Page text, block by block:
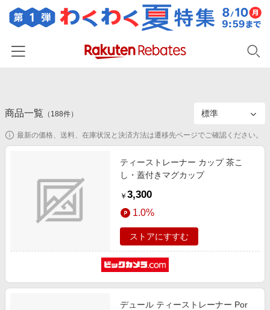
カテゴリー一覧
百貨店・総合ECモール
ファッション・インナー・小物
食品・スイーツ・お酒
日用品・キッチン用品
コスメ・健康・医薬品
家電・PC・スマホ・カメラ
イベント一覧
初回購入者限定特典
対象ストア新規限定特典
新着ストアのご紹介
楽天サービス特集
友達紹介
楽天IDでログイン/会員登録
商品一覧 （ 188件）
最新の価格、送料、在庫状況と決済方法は遷移先ページでご確認ください。
ティーストレーナー カップ 茶こ
し・蓋付きマグカップ
￥ 3,300
1.0%
ストアにすすむ
デュール ティーストレーナー Por